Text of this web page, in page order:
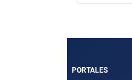
PORTALES